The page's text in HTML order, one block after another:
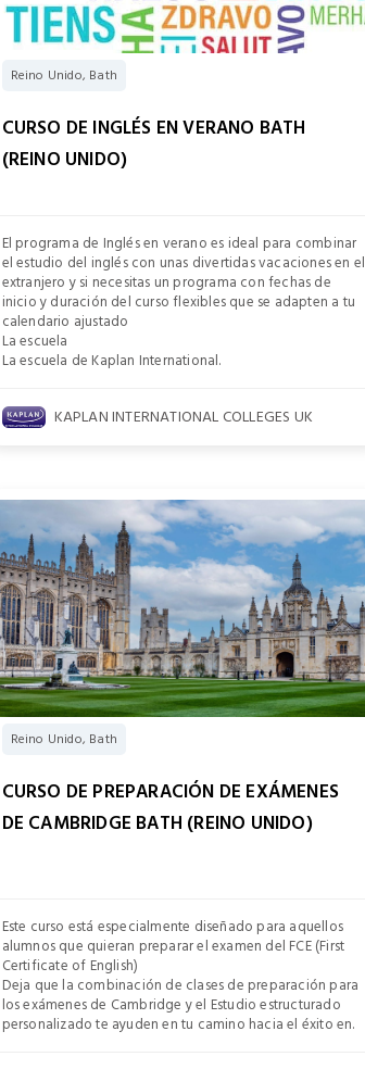
Reino Unido, Bath
CURSO DE INGLÉS EN VERANO BATH
(REINO UNIDO)
El programa de Inglés en verano es ideal para combinar
el estudio del inglés con unas divertidas vacaciones en el
extranjero y si necesitas un programa con fechas de
inicio y duración del curso flexibles que se adapten a tu
calendario ajustado
La escuela
La escuela de Kaplan International.
KAPLAN INTERNATIONAL COLLEGES UK
Reino Unido, Bath
CURSO DE PREPARACIÓN DE EXÁMENES
DE CAMBRIDGE BATH (REINO UNIDO)
Este curso está especialmente diseñado para aquellos
alumnos que quieran preparar el examen del FCE (First
Certificate of English)
Deja que la combinación de clases de preparación para
los exámenes de Cambridge y el Estudio estructurado
personalizado te ayuden en tu camino hacia el éxito en.